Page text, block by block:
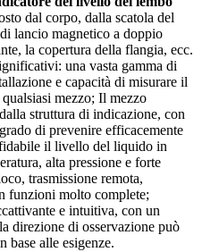
dal corpo, dalla scatola del
lancio magnetico a doppio
la copertura della flangia, ecc.
una vasta gamma di
e capacità di misurare il
mezzo; Il mezzo
struttura di indicazione, con
di prevenire efficacemente
il livello del liquido in
alta pressione e forte
trasmissione remota,
funzioni molto complete;
e intuitiva, con un
direzione di osservazione può
base alle esigenze.